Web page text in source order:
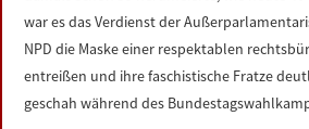
war es das Verdienst der
NPD die Maske einer respektablen
entreißen und ihre faschistische Fratze
geschah während des